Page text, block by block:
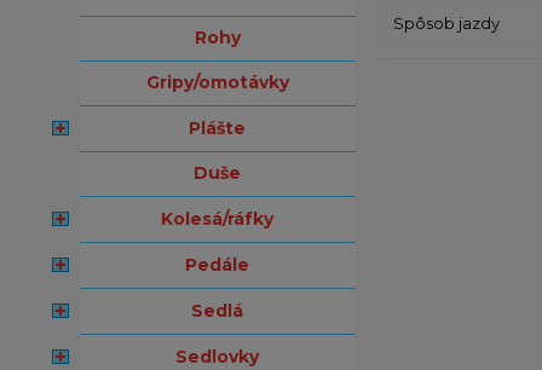
rohy
gripy/omotávky
plášte
duše
kolesá/ráfky
pedále
sedlá
sedlovky
Spôsob jazdy